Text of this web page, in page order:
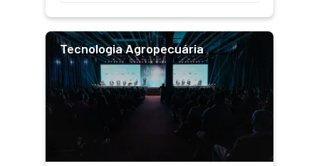
Tecnologia Agropecuária